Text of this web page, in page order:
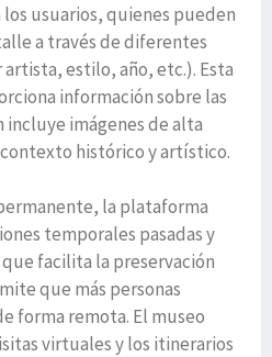
usuarios, quienes pueden
a través de diferentes
estilo, año, etc.). Esta
información sobre las
imágenes de alta
histórico y artístico.
la plataforma
temporales pasadas y
facilita la preservación
que más personas
forma remota. El museo
virtuales y los itinerarios